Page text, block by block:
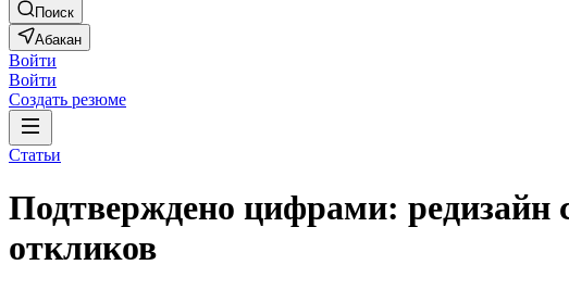
Поиск
Абакан
Войти
Войти
Создать резюме
Статьи
Подтверждено цифрами:
откликов